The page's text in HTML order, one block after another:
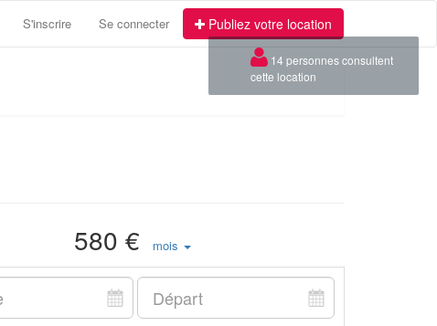
S'inscrire Se connecter Publiez votre location
580 € mois
×
14 personnes consultent
cette location